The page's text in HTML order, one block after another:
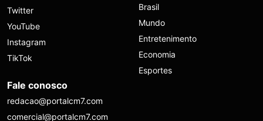
Twitter
YouTube
Instagram
TikTok
Brasil
Mundo
Entretenimento
Economia
Esportes
Fale conosco
redacao@portalcm7.com
comercial@portalcm7.com